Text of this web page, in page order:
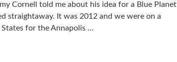
Cornell told me about his idea for a Blue Planet
straightaway. It was 2012 and we were on a
for the Annapolis …